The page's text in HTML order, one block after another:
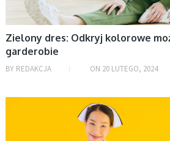
czerwiec 2025
kwiecień 2025
marzec 2025
styczeń 2025
grudzień 2024
Zielony dres: Odkryj kolorowe
garderobie
BY REDAKCJA ON 20 LUTEGO, 2024